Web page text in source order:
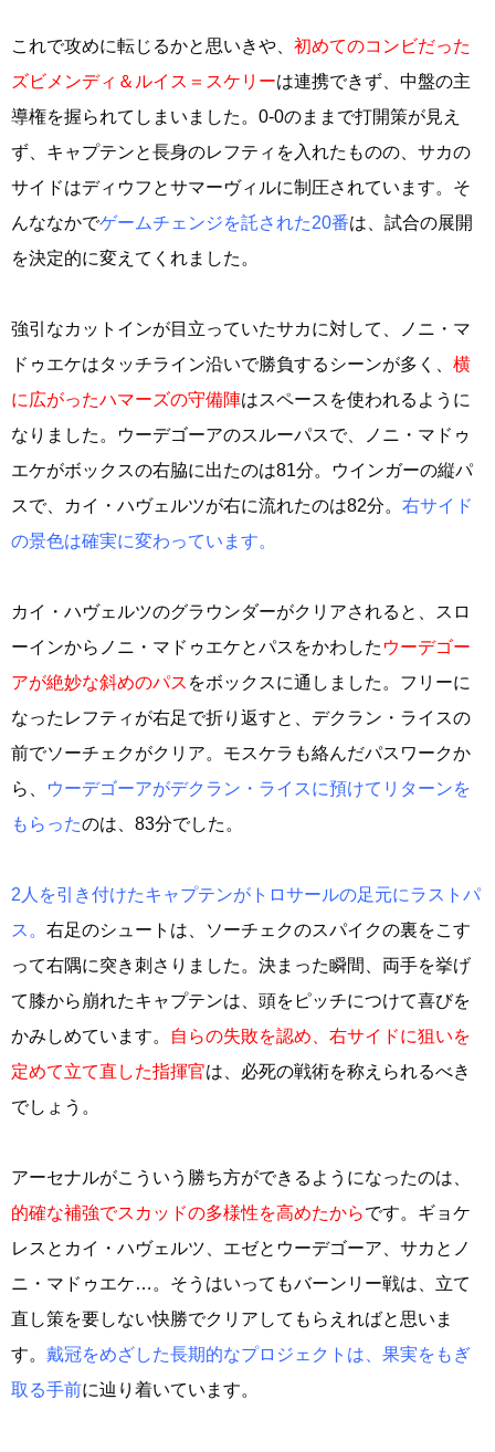
これで攻めに転じるかと思いきや、 初めてのコンビだった
ズビメンディ＆ルイス＝スケリーは連携できず、中盤の主
導権を握られてしまいました。0-0のままで打開策が見え
ず、キャプテンと長身のレフティを入れたものの、サカの
サイドはディウフとサマーヴィルに制圧されています。そ
んななかでゲームチェンジを託された20番は、試合の展開
を決定的に変えてくれました。
強引なカットインが目立っていたサカに対して、ノニ・マ
ドゥエケはタッチライン沿いで勝負するシーンが多く、 横
に広がったハマーズの守備陣はスペースを使われるように
なりました。ウーデゴーアのスルーパスで、ノニ・マドゥ
エケがボックスの右脇に出たのは81分。ウインガーの縦パ
スで、カイ・ハヴェルツが右に流れたのは82分。 右サイド
の景色は確実に変わっています。
カイ・ハヴェルツのグラウンダーがクリアされると、スロ
ーインからノニ・マドゥエケとパスをかわした ウーデゴー
アが絶妙な斜めのパス をボックスに通しました。フリーに
なったレフティが右足で折り返すと、デクラン・ライスの
前でソーチェクがクリア。モスケラも絡んだパスワークか
ら、
ウーデゴーアがデクラン・ライスに預けてリターンを
もらったのは、83分でした。
2人を引き付けたキャプテンがトロサールの足元にラストパ
ス。 右足のシュートは、ソーチェクのスパイクの裏をこす
って右隅に突き刺さりました。決まった瞬間、両手を挙げ
て膝から崩れたキャプテンは、頭をピッチにつけて喜びを
かみしめています。
自らの失敗を認め、右サイドに狙いを
定めて立て直した指揮官は、必死の戦術を称えられるべき
でしょう。
アーセナルがこういう勝ち方ができるようになったのは、
的確な補強でスカッドの多様性を高めたからです。ギョケ
レスとカイ・ハヴェルツ、エゼとウーデゴーア、サカとノ
ニ・マドゥエケ…。そうはいってもバーンリー戦は、立て
直し策を要しない快勝でクリアしてもらえればと思いま
す。 戴冠をめざした長期的なプロジェクトは、果実をもぎ
取る手前に辿り着いています。